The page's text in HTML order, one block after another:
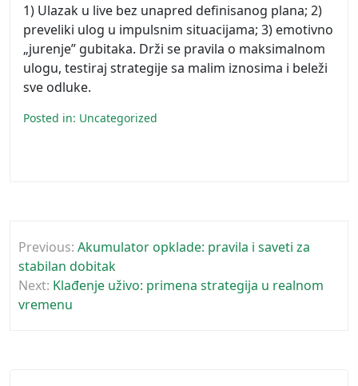
1) Ulazak u live bez unapred definisanog plana; 2)
preveliki ulog u impulsnim situacijama; 3) emotivno
„jurenje” gubitaka. Drži se pravila o maksimalnom
ulogu, testiraj strategije sa malim iznosima i beleži
sve odluke.
Posted in: Uncategorized
navigation
Previous: Akumulator opklade: pravila i saveti za
stabilan dobitak
Next: Klađenje uživo: primena strategija u realnom
vremenu